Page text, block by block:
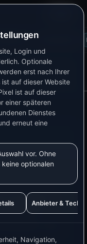
Login und
Optionale
erst nach Ihrer
auf dieser Website
ist auf dieser
einer späteren
Dienstes
erneut eine
vor. Ohne
optionalen
Anbieter &
Navigation,
Kompatibilität
so gesteuert
mit PV-
nicht